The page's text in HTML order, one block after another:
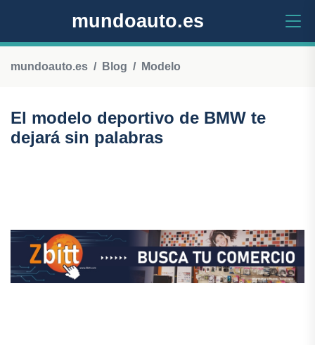
mundoauto.es
mundoauto.es Blog Modelo
El modelo deportivo de BMW te
dejará sin palabras